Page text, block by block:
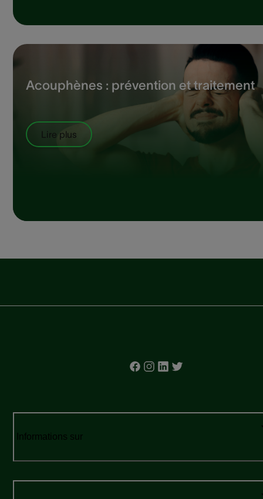
Acouphènes : prévention et traitement
Lire plus
Informations sur